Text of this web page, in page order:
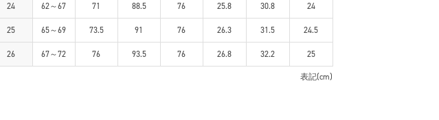
24 62～67 71 88.5 76 25.8 30.8 24
25 65～69 73.5 91 76 26.3 31.5 24.5
26 67～72 76 93.5 76 26.8 32.2 25
表記(cm)